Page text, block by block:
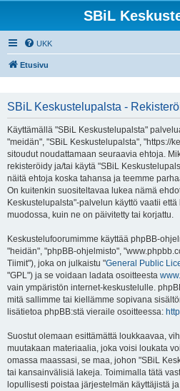
SBiL
UKK
Etusivu
SBiL Keskustelupalsta -
Käyttämällä "SBiL Keskustelupalsta"
"meidän", "SBiL Keskustelupalsta", "https://
sitoudut noudattamaan seuraavia ehtoja.
rekisteröidy ja/tai käytä "SBiL
näitä ehtoja koska tahansa ja teemme
On kuitenkin suositeltavaa lukea nämä
Keskustelupalsta"-palvelun käyttö vaatii
muodossa, kuin ne on päivitetty tai korjattu.
Keskustelufoorumimme käyttää phpBB-
"heidän", "phpBB-ohjelmisto",
Tiimit"), joka on julkaistu "General Public
"GPL") ja se voidaan ladata osoitteesta
vain ympäristön internet-keskustelulle.
mitä sallimme tai kiellämme sopivana
lisätietoa phpBB:stä vieraile osoitteessa:
Suostut olemaan esittämättä loukkaavaa,
muutakaan materiaalia, joka voisi loukata
omassa maassasi, se maa, johon "SBiL
tai kansainvälisiä lakeja. Toimimalla tätä
lopullisesti poistaa järjestelmän käyttäjistä